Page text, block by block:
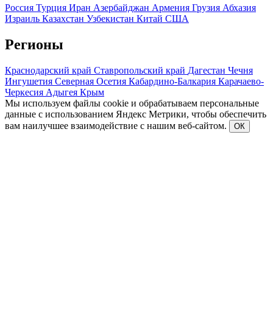
Россия Турция Иран Азербайджан Армения Грузия Абхазия
Израиль Казахстан Узбекистан Китай США
Регионы
Краснодарский край Ставропольский край Дагестан Чечня
Ингушетия Северная Осетия Кабардино-Балкария Карачаево-
Черкесия Адыгея Крым
Мы используем файлы cookie и обрабатываем персональные
данные с использованием Яндекс Метрики, чтобы обеспечить
вам наилучшее взаимодействие с нашим веб-сайтом.
ОК